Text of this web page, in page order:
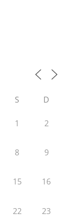
S D
1 2
8 9
15 16
22 23